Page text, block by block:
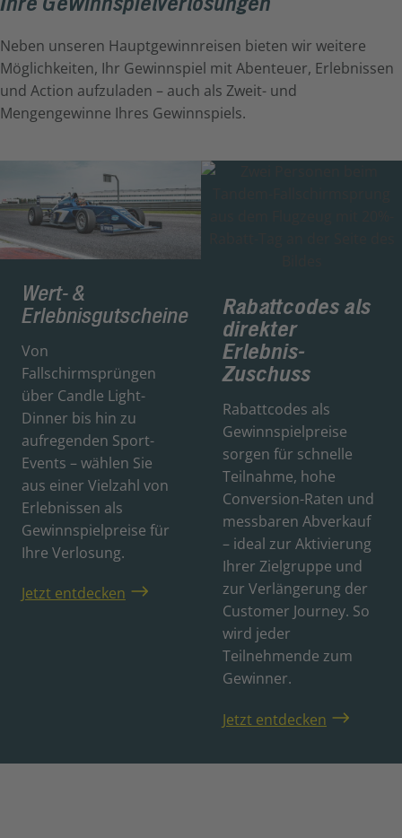
Neben unseren Hauptgewinnreisen bieten wir weitere
Möglichkeiten, Ihr Gewinnspiel mit Abenteuer, Erlebnissen
und Action aufzuladen – auch als Zweit- und
Mengengewinne Ihres Gewinnspiels.
Wert- &
Erlebnisgutscheine
Von
Fallschirmsprüngen
über Candle Light-
Dinner bis hin zu
aufregenden Sport-
Events – wählen Sie
aus einer Vielzahl von
Erlebnissen als
Gewinnspielpreise für
Ihre Verlosung.
Jetzt entdecken
Rabattcodes als
direkter
Erlebnis-
Zuschuss
Rabattcodes als
Gewinnspielpreise
sorgen für schnelle
Teilnahme, hohe
Conversion-Raten und
messbaren Abverkauf
– ideal zur Aktivierung
Ihrer Zielgruppe und
zur Verlängerung der
Customer Journey. So
wird jeder
Teilnehmende zum
Gewinner.
Jetzt entdecken